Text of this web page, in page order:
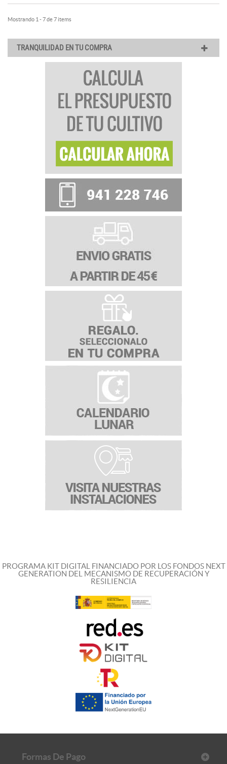
Mostrando 1 - 7 de 7 items
TRANQUILIDAD EN TU COMPRA
PROGRAMA KIT DIGITAL FINANCIADO POR LOS FONDOS NEXT
GENERATION DEL MECANISMO DE RECUPERACIÓN Y
RESILIENCIA
Formas De Pago